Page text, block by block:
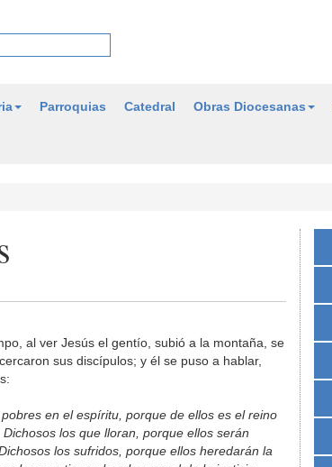
Parroquias Catedral Obras Diocesanas
al ver Jesús el gentío, subió a la montaña, se
sus discípulos; y él se puso a hablar,
en el espíritu, porque de ellos es el reino
los que lloran, porque ellos serán
los sufridos, porque ellos heredarán la